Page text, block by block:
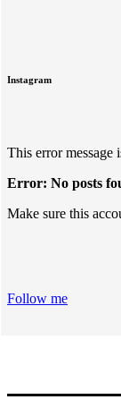
Instagram
This error message
Error: No posts
Make sure this
Follow me